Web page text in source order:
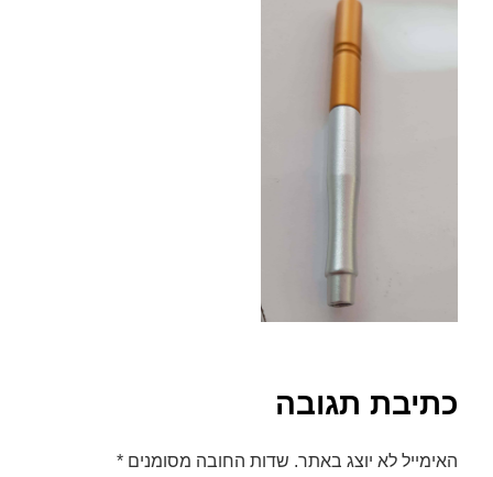
כתיבת תגובה
האימייל לא יוצג באתר. שדות החובה מסומנים *